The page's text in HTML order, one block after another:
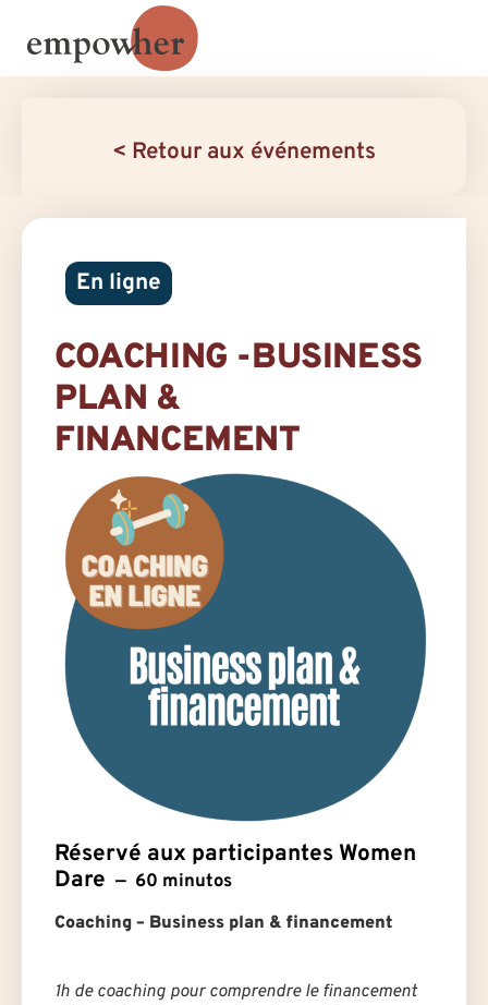
< Retour aux événements
En ligne
COACHING -BUSINESS
PLAN &
FINANCEMENT
Réservé aux participantes Women
Dare
60 minutos
Coaching – Business plan & financement
1h de coaching pour comprendre le financement